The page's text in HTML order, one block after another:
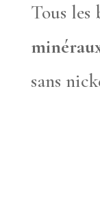
Tous les
sans